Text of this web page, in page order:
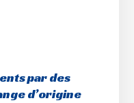
par des
d’origine